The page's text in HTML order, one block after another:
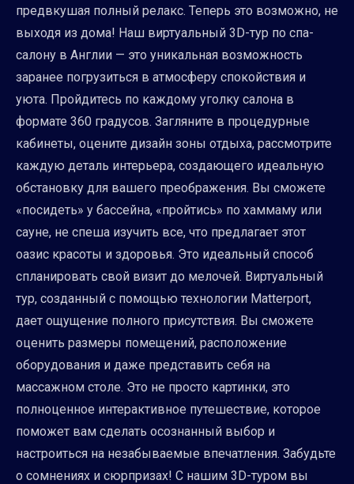
предвкушая полный релакс. Теперь это возможно, не
выходя из дома! Наш виртуальный 3D-тур по спа-
салону в Англии — это уникальная возможность
заранее погрузиться в атмосферу спокойствия и
уюта. Пройдитесь по каждому уголку салона в
формате 360 градусов. Загляните в процедурные
кабинеты, оцените дизайн зоны отдыха, рассмотрите
каждую деталь интерьера, создающего идеальную
обстановку для вашего преображения. Вы сможете
«посидеть» у бассейна, «пройтись» по хаммаму или
сауне, не спеша изучить все, что предлагает этот
оазис красоты и здоровья. Это идеальный способ
спланировать свой визит до мелочей. Виртуальный
тур, созданный с помощью технологии Matterport,
дает ощущение полного присутствия. Вы сможете
оценить размеры помещений, расположение
оборудования и даже представить себя на
массажном столе. Это не просто картинки, это
полноценное интерактивное путешествие, которое
поможет вам сделать осознанный выбор и
настроиться на незабываемые впечатления. Забудьте
о сомнениях и сюрпризах! С нашим 3D-туром вы